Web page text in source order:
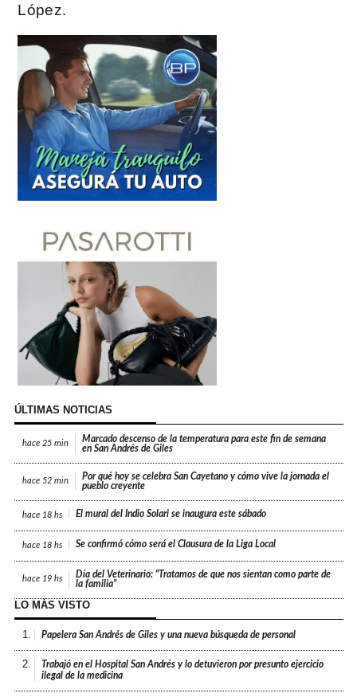
López.
ÚLTIMAS NOTICIAS
hace 25 min
Marcado descenso de la temperatura para este fin de semana
en San Andrés de Giles
hace 52 min
Por qué hoy se celebra San Cayetano y cómo vive la jornada el
pueblo creyente
hace 18 hs El mural del Indio Solari se inaugura este sábado
hace 18 hs Se confirmó cómo será el Clausura de la Liga Local
hace 19 hs
Día del Veterinario: “Tratamos de que nos sientan como parte de
la familia”
LO MÁS VISTO
1. Papelera San Andrés de Giles y una nueva búsqueda de personal
2.
Trabajó en el Hospital San Andrés y lo detuvieron por presunto ejercicio
ilegal de la medicina